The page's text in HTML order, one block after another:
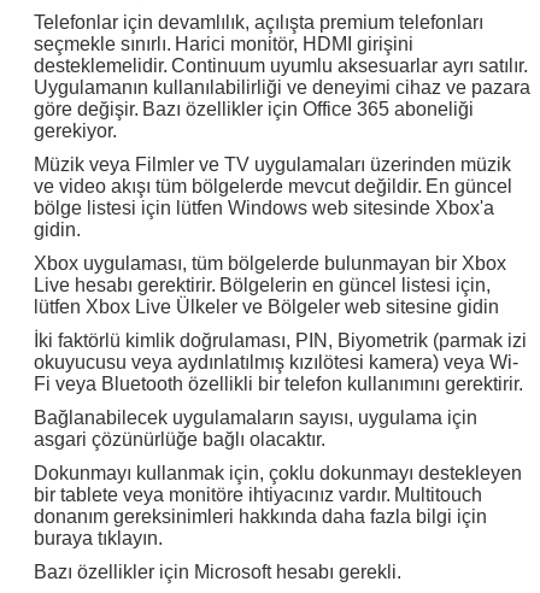
Mesaj bırakın
Sizi yakında arayacağız!
Telefonlar için devamlılık, açılışta premium telefonları
seçmekle sınırlı. Harici monitör, HDMI girişini
desteklemelidir. Continuum uyumlu aksesuarlar ayrı satılır.
Uygulamanın kullanılabilirliği ve deneyimi cihaz ve pazara
göre değişir. Bazı özellikler için Office 365 aboneliği
gerekiyor.
Müzik veya Filmler ve TV uygulamaları üzerinden müzik
ve video akışı tüm bölgelerde mevcut değildir. En güncel
bölge listesi için lütfen Windows web sitesinde Xbox'a
gidin.
Xbox uygulaması, tüm bölgelerde bulunmayan bir Xbox
Live hesabı gerektirir. Bölgelerin en güncel listesi için,
lütfen Xbox Live Ülkeler ve Bölgeler web sitesine gidin
İki faktörlü kimlik doğrulaması, PIN, Biyometrik (parmak izi
okuyucusu veya aydınlatılmış kızılötesi kamera) veya Wi-
Fi veya Bluetooth özellikli bir telefon kullanımını gerektirir.
Bağlanabilecek uygulamaların sayısı, uygulama için
asgari çözünürlüğe bağlı olacaktır.
Dokunmayı kullanmak için, çoklu dokunmayı destekleyen
bir tablete veya monitöre ihtiyacınız vardır. Multitouch
donanım gereksinimleri hakkında daha fazla bilgi için
buraya tıklayın.
Bazı özellikler için Microsoft hesabı gerekli.